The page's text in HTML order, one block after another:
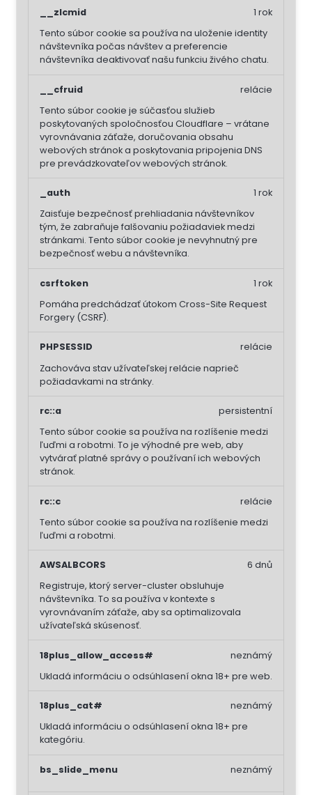
__zlcmid
Tento súbor cookie sa používa na uloženie identity
návštevníka počas návštev a preferencie
návštevníka deaktivovať našu funkciu živého chatu.
1 rok
__cfruid
Tento súbor cookie je súčasťou služieb
poskytovaných spoločnosťou Cloudflare – vrátane
vyrovnávania záťaže, doručovania obsahu
webových stránok a poskytovania pripojenia DNS
pre prevádzkovateľov webových stránok.
relácie
_auth
Zaisťuje bezpečnosť prehliadania návštevníkov
tým, že zabraňuje falšovaniu požiadaviek medzi
stránkami. Tento súbor cookie je nevyhnutný pre
bezpečnosť webu a návštevníka.
1 rok
csrftoken
Pomáha predchádzať útokom Cross-Site Request
Forgery (CSRF).
1 rok
PHPSESSID
Zachováva stav užívateľskej relácie naprieč
požiadavkami na stránky.
relácie
rc::a
Tento súbor cookie sa používa na rozlíšenie medzi
ľuďmi a robotmi. To je výhodné pre web, aby
vytvárať platné správy o používaní ich webových
stránok.
persistentní
rc::c
Tento súbor cookie sa používa na rozlíšenie medzi
ľuďmi a robotmi.
relácie
AWSALBCORS
Registruje, ktorý server-cluster obsluhuje
návštevníka. To sa používa v kontexte s
vyrovnávaním záťaže, aby sa optimalizovala
užívateľská skúsenosť.
6 dnů
18plus_allow_access#
Ukladá informáciu o odsúhlasení okna 18+ pre web.
neznámý
18plus_cat#
Ukladá informáciu o odsúhlasení okna 18+ pre
kategóriu.
neznámý
bs_slide_menu neznámý